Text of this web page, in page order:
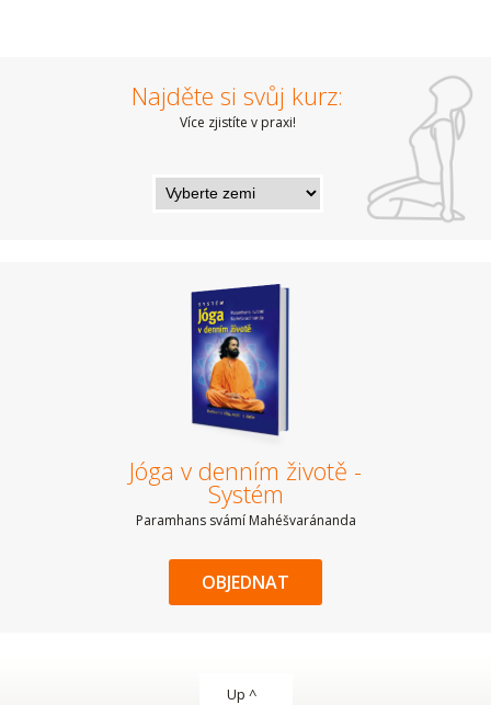
Najděte si svůj kurz:
Více zjistíte v praxi!
Jóga v denním životě -
Systém
Paramhans svámí Mahéšvaránanda
OBJEDNAT
Up ^